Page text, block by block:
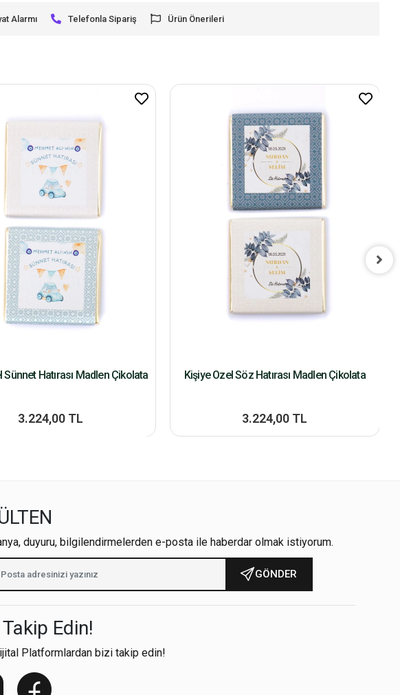
Alarmı Telefonla Sipariş Ürün Önerileri
Sünnet Hatırası Madlen Çikolata
3.224,00 TL
Kişiye Özel Söz Hatırası Madlen Çikolata
3.224,00 TL
duyuru, bilgilendirmelerden e-posta ile haberdar olmak istiyorum.
GÖNDER
Edin!
Platformlardan bizi takip edin!